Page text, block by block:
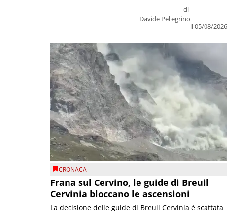
di
Davide Pellegrino
il 05/08/2026
CRONACA
Frana sul Cervino, le guide di Breuil
Cervinia bloccano le ascensioni
La decisione delle guide di Breuil Cervinia è scattata